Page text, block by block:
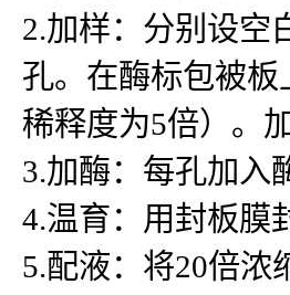
2.加样：分别设空
孔。在酶标包被
稀释度为5倍）。
3.加酶：每孔加入
4.温育：用封板膜
5.配液：将20倍浓